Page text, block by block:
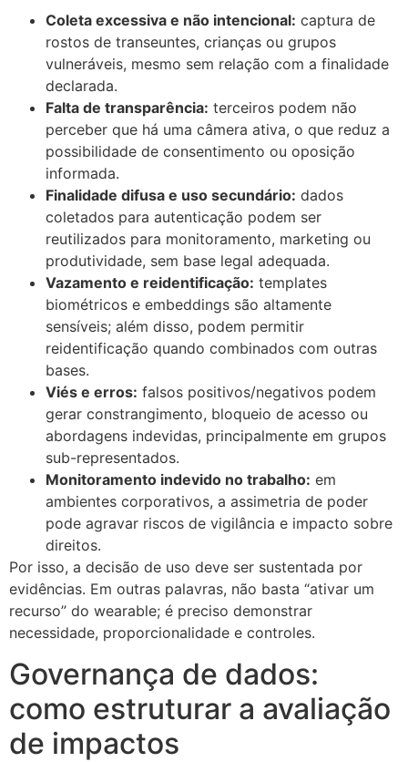
Coleta excessiva e não intencional: captura de
rostos de transeuntes, crianças ou grupos
vulneráveis, mesmo sem relação com a finalidade
declarada.
Falta de transparência: terceiros podem não
perceber que há uma câmera ativa, o que reduz a
possibilidade de consentimento ou oposição
informada.
Finalidade difusa e uso secundário: dados
coletados para autenticação podem ser
reutilizados para monitoramento, marketing ou
produtividade, sem base legal adequada.
Vazamento e reidentificação: templates
biométricos e embeddings são altamente
sensíveis; além disso, podem permitir
reidentificação quando combinados com outras
bases.
Viés e erros: falsos positivos/negativos podem
gerar constrangimento, bloqueio de acesso ou
abordagens indevidas, principalmente em grupos
sub-representados.
Monitoramento indevido no trabalho: em
ambientes corporativos, a assimetria de poder
pode agravar riscos de vigilância e impacto sobre
direitos.
Por isso, a decisão de uso deve ser sustentada por
evidências. Em outras palavras, não basta “ativar um
recurso” do wearable; é preciso demonstrar
necessidade, proporcionalidade e controles.
Governança de dados:
como estruturar a avaliação
de impactos